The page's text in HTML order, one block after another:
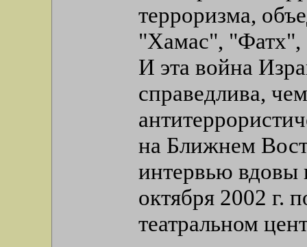
терроризма,
"Хамас", "Фатх",
И эта война
справедлива,
на Ближнем
интервью вдовы
октября 2002 г.
театральном